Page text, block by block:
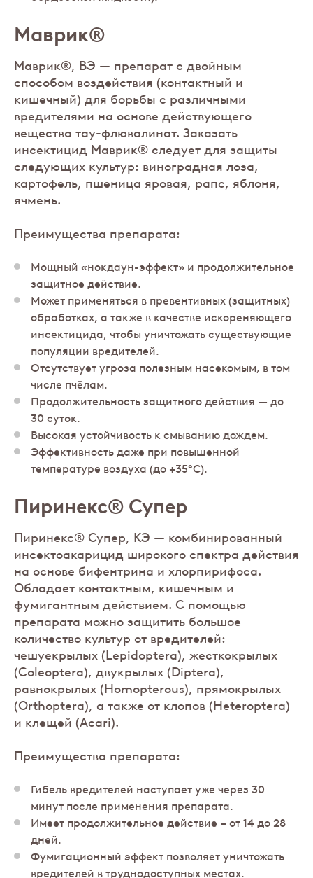
Маврик®
Маврик®, ВЭ — препарат с двойным
способом воздействия (контактный и
кишечный) для борьбы с различными
вредителями на основе действующего
вещества тау-флювалинат. Заказать
инсектицид Маврик® следует для защиты
следующих культур: виноградная лоза,
картофель, пшеница яровая, рапс, яблоня,
ячмень.
Преимущества препарата:
Мощный «нокдаун-эффект» и продолжительное
защитное действие.
Может применяться в превентивных (защитных)
обработках, а также в качестве искореняющего
инсектицида, чтобы уничтожать существующие
популяции вредителей.
Отсутствует угроза полезным насекомым, в том
числе пчёлам.
Продолжительность защитного действия — до
30 суток.
Высокая устойчивость к смыванию дождем.
Эффективность даже при повышенной
температуре воздуха (до +35°C).
Пиринекс® Супер
Пиринекс® Супер, КЭ — комбинированный
инсектоакарицид широкого спектра действия
на основе бифентрина и хлорпирифоса.
Обладает контактным, кишечным и
фумигантным действием. С помощью
препарата можно защитить большое
количество культур от вредителей:
чешуекрылых (Lepidoptera), жесткокрылых
(Coleoptera), двукрылых (Diptera),
равнокрылых (Homopterous), прямокрылых
(Orthoptera), а также от клопов (Heteroptera)
и клещей (Acari).
Преимущества препарата:
Гибель вредителей наступает уже через 30
минут после применения препарата.
Имеет продолжительное действие – от 14 до 28
дней.
Фумигационный эффект позволяет уничтожать
вредителей в труднодоступных местах.